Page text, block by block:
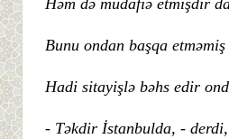
Bunu ondan başqa
Hadi sitayişlə bəhs edir
- Təkdir İstanbulda, -